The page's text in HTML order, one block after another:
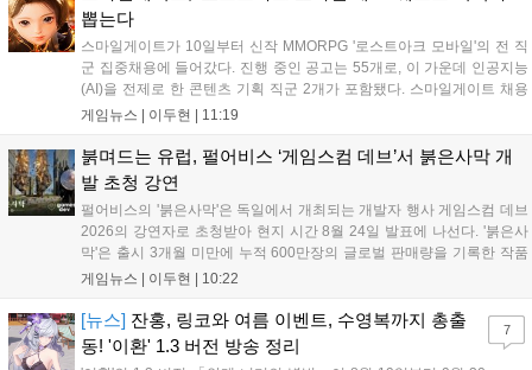
뽑는다
스마일게이트가 10일부터 신작 MMORPG '로스트아크 모바일'의 전 직
군 집중채용에 들어갔다. 진행 중인 공고는 55개로, 이 가운데 인공지능
(AI)을 전제로 한 콘텐츠 기획 직군 2개가 포함됐다. 스마일게이트 채용
사이트에 따르면 이번 채용은 게임기획·게임개발·그래픽·QA·운영서비
이...
게임뉴스 | 이두현 11:19
붉며드는 유럽, 펄어비스 ‘게임스컴 데브’서 붉은사막 개
발 초청 강연
펄어비스의 '붉은사막'은 독일에서 개최되는 개발자 행사 게임스컴 데브
2026의 강연자로 초청받아 현지 시간 8월 24일 발표에 나선다. '붉은사
막'은 출시 3개월 미만에 누적 600만장의 글로벌 판매량을 기록한 작품
이다. 시장조사기관 서카나 집계에 따르면 2026년 미국 비디오게임 판
스...
게임뉴스 | 이두현 10:22
[뉴스] 잔홍, 링코와 여름 이벤트, 수영복까지 총출
동! '이환' 1.3 버전 방송 정리
7